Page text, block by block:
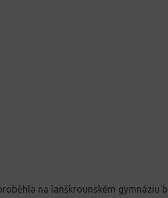
na lanškrounském gymnáziu